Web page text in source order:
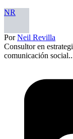
NR
PorNeil Revilla
Consultor en
comunicación